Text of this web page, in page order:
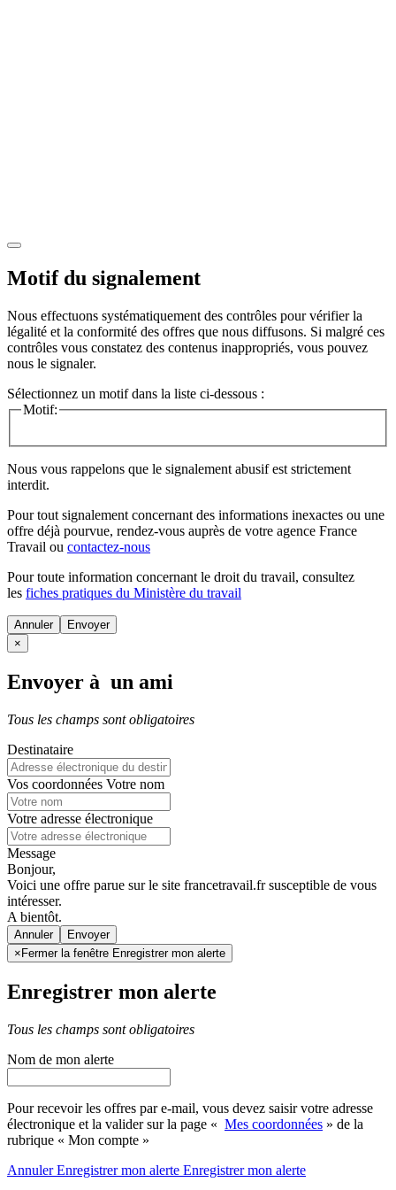
Motif du signalement
Nous effectuons systématiquement des contrôles pour vérifier la
légalité et la conformité des offres que nous diffusons. Si malgré ces
contrôles vous constatez des contenus inappropriés, vous pouvez
nous le signaler.
Sélectionnez un motif dans la liste ci-dessous :
Motif:
Nous vous rappelons que le signalement abusif est strictement
interdit.
Pour tout signalement concernant des informations inexactes ou une
offre déjà pourvue, rendez-vous auprès de votre agence France
Travail ou contactez-nous
Pour toute information concernant le droit du travail, consultez
les fiches pratiques du Ministère du travail
Annuler
×
Envoyer à un ami
Tous les champs sont obligatoires
Destinataire
Vos coordonnées Votre nom
Votre adresse électronique
Message
Bonjour,
Voici une offre parue sur le site francetravail.fr susceptible de vous
intéresser.
A bientôt.
Annuler
× Fermer la fenêtre Enregistrer mon alerte
Enregistrer mon alerte
Tous les champs sont obligatoires
Nom de mon alerte
Pour recevoir les offres par e-mail, vous devez saisir votre adresse
électronique et la valider sur la page « Mes coordonnées » de la
rubrique « Mon compte »
AnnulerEnregistrer mon alerte Enregistrermon alerte